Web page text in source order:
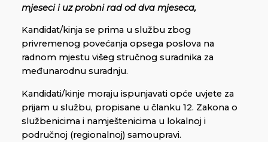
mjeseci i uz probni rad od dva mjeseca,
Kandidat/kinja se prima u službu zbog
privremenog povećanja opsega poslova na
radnom mjestu višeg stručnog suradnika za
međunarodnu suradnju.
Kandidati/kinje moraju ispunjavati opće uvjete za
prijam u službu, propisane u članku 12. Zakona o
službenicima i namještenicima u lokalnoj i
područnoj (regionalnoj) samoupravi.